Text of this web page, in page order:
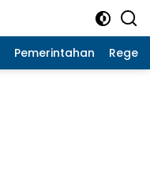
Pemerintahan